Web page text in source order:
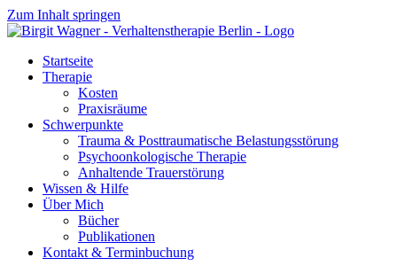
Zum Inhalt springen
Startseite
Therapie
Kosten
Praxisräume
Schwerpunkte
Trauma & Posttraumatische Belastungsstörung
Psychoonkologische Therapie
Anhaltende Trauerstörung
Wissen & Hilfe
Über Mich
Bücher
Publikationen
Kontakt & Terminbuchung